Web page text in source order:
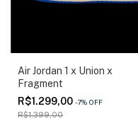
Air Jordan 1 x Union x
Fragment
R$1.299,00 -7% OFF
R$1.399,00